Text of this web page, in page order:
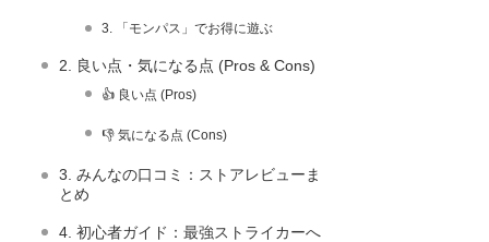
3. 「モンパス」でお得に遊ぶ
2. 良い点・気になる点 (Pros & Cons)
👍 良い点 (Pros)
👎 気になる点 (Cons)
3. みんなの口コミ：ストアレビューま
とめ
4. 初心者ガイド：最強ストライカーへ